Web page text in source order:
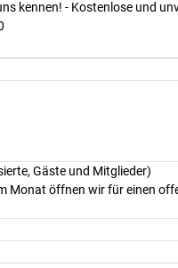
kennen! - Kostenlose und
Gäste und Mitglieder)
Monat öffnen wir für einen